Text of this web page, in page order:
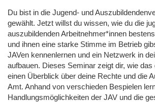
Du bist in die Jugend- und
gewählt. Jetzt willst du wissen, wie du die
auszubildenden Arbeitnehmer*innen
und ihnen eine starke Stimme im Betrieb
JAVen kennenlernen und ein Netzwerk in
aufbauen. Dieses Seminar zeigt dir, wie das
einen Überblick über deine Rechte und die
Amt. Anhand von verschieden Bespielen
Handlungsmöglichkeiten der JAV und die